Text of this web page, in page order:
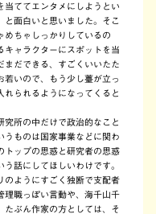
当ててエンタメにしようとい
と面白いと思いました。そこ
めちゃしっかりしているの
キャラクターにスポットを当
まだできる、すごくいいたた
若いので、もう少し薹が立っ
れられるようになってくると
究所の中だけで政治的なこと
うものは国家事業などに関わ
トップの思惑と研究者の思惑
話にしてほしいわけです。
のようにすごく独断で支配者
理職っぽい言動や、海千山千
たぶん作家の方としては、そ